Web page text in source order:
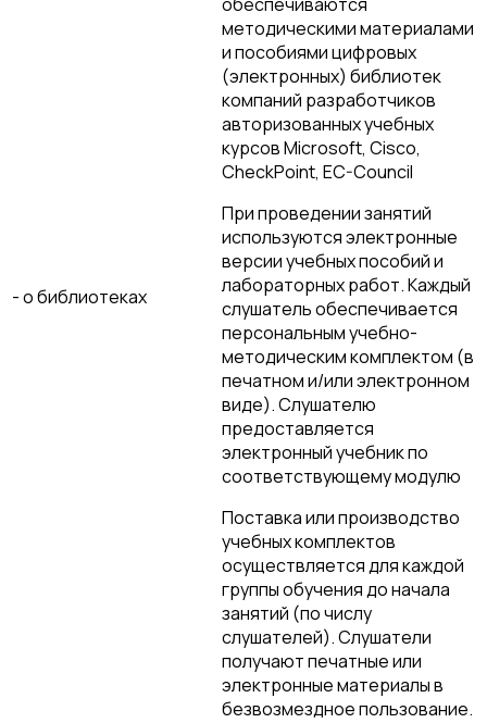
- о библиотеках
обеспечиваются
методическими материалами
и пособиями цифровых
(электронных) библиотек
компаний разработчиков
авторизованных учебных
курсов Microsoft, Cisco,
CheckPoint, EC-Council
При проведении занятий
используются электронные
версии учебных пособий и
лабораторных работ. Каждый
слушатель обеспечивается
персональным учебно-
методическим комплектом (в
печатном и/или электронном
виде). Слушателю
предоставляется
электронный учебник по
соответствующему модулю
Поставка или производство
учебных комплектов
осуществляется для каждой
группы обучения до начала
занятий (по числу
слушателей). Слушатели
получают печатные или
электронные материалы в
безвозмездное пользование.